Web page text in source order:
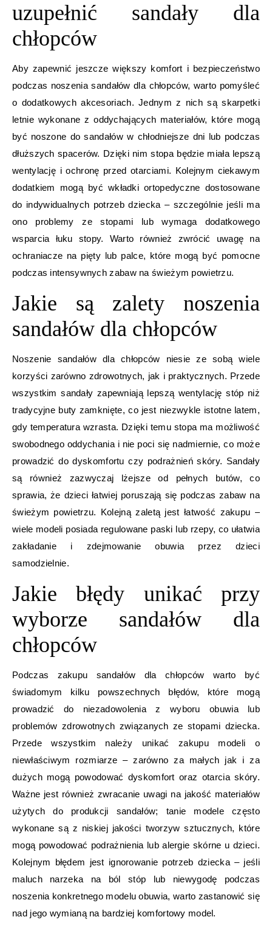
uzupełnić sandały dla
chłopców
Aby zapewnić jeszcze większy komfort i bezpieczeństwo
podczas noszenia sandałów dla chłopców, warto pomyśleć
o dodatkowych akcesoriach. Jednym z nich są skarpetki
letnie wykonane z oddychających materiałów, które mogą
być noszone do sandałów w chłodniejsze dni lub podczas
dłuższych spacerów. Dzięki nim stopa będzie miała lepszą
wentylację i ochronę przed otarciami. Kolejnym ciekawym
dodatkiem mogą być wkładki ortopedyczne dostosowane
do indywidualnych potrzeb dziecka – szczególnie jeśli ma
ono problemy ze stopami lub wymaga dodatkowego
wsparcia łuku stopy. Warto również zwrócić uwagę na
ochraniacze na pięty lub palce, które mogą być pomocne
podczas intensywnych zabaw na świeżym powietrzu.
Jakie są zalety noszenia
sandałów dla chłopców
Noszenie sandałów dla chłopców niesie ze sobą wiele
korzyści zarówno zdrowotnych, jak i praktycznych. Przede
wszystkim sandały zapewniają lepszą wentylację stóp niż
tradycyjne buty zamknięte, co jest niezwykle istotne latem,
gdy temperatura wzrasta. Dzięki temu stopa ma możliwość
swobodnego oddychania i nie poci się nadmiernie, co może
prowadzić do dyskomfortu czy podrażnień skóry. Sandały
są również zazwyczaj lżejsze od pełnych butów, co
sprawia, że dzieci łatwiej poruszają się podczas zabaw na
świeżym powietrzu. Kolejną zaletą jest łatwość zakupu –
wiele modeli posiada regulowane paski lub rzepy, co ułatwia
zakładanie i zdejmowanie obuwia przez dzieci
samodzielnie.
Jakie błędy unikać przy
wyborze sandałów dla
chłopców
Podczas zakupu sandałów dla chłopców warto być
świadomym kilku powszechnych błędów, które mogą
prowadzić do niezadowolenia z wyboru obuwia lub
problemów zdrowotnych związanych ze stopami dziecka.
Przede wszystkim należy unikać zakupu modeli o
niewłaściwym rozmiarze – zarówno za małych jak i za
dużych mogą powodować dyskomfort oraz otarcia skóry.
Ważne jest również zwracanie uwagi na jakość materiałów
użytych do produkcji sandałów; tanie modele często
wykonane są z niskiej jakości tworzyw sztucznych, które
mogą powodować podrażnienia lub alergie skórne u dzieci.
Kolejnym błędem jest ignorowanie potrzeb dziecka – jeśli
maluch narzeka na ból stóp lub niewygodę podczas
noszenia konkretnego modelu obuwia, warto zastanowić się
nad jego wymianą na bardziej komfortowy model.